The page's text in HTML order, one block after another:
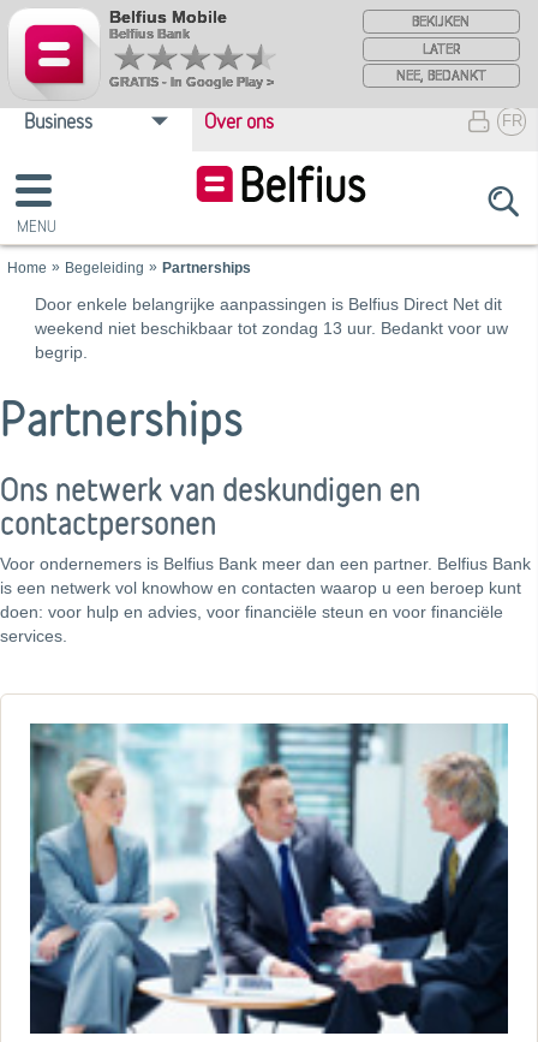
Belfius Mobile
Belfius Bank
GRATIS - In Google Play >
BEKIJKEN
LATER
NEE, BEDANKT
Business Over ons  FR

Home Begeleiding Partnerships
​Door enkele belangrijke aanpassingen is Belfius Direct Net dit
weekend niet beschikbaar tot zondag 13 uur. ​Bedankt voor uw
begrip.
Partnerships
Ons netwerk van deskundigen en
contactpersonen
Voor ondernemers is Belfius Bank meer dan een partner. Belfius Bank
is een netwerk vol knowhow en contacten waarop u een beroep kunt
doen: voor hulp en advies, voor financiële steun en voor financiële
services.